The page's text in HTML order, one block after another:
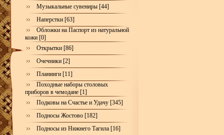
Музыкальные сувениры [44]
Наперстки [63]
Обложки на Паспорт из натуральной
кожи [0]
Открытки [86]
Очечники [2]
Планинги [11]
Походные наборы столовых
приборов в чемодане [1]
Подковы на Счастье и Удачу [345]
Подносы Жостово [182]
Подносы из Нижнего Тагила [16]